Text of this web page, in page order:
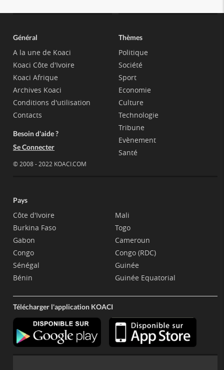
Général
A la une de Koaci
Koaci Côte d'Ivoire
Koaci Afrique
Archives Koaci
Conditions d'utilisation
Contacts
Besoin d'aide ?
Se Connecter
© 2008 - 2022 KOACI.COM
Thèmes
Politique
Société
Sport
Economie
Culture
Technologie
Tribune
Evènement
Santé
Pays
Côte d'Ivoire
Burkina Faso
Gabon
Congo
Sénégal
Bénin
Mali
Togo
Cameroun
Congo (RDC)
Guinée
Guinée Equatorial
Télécharger l'application KOACI